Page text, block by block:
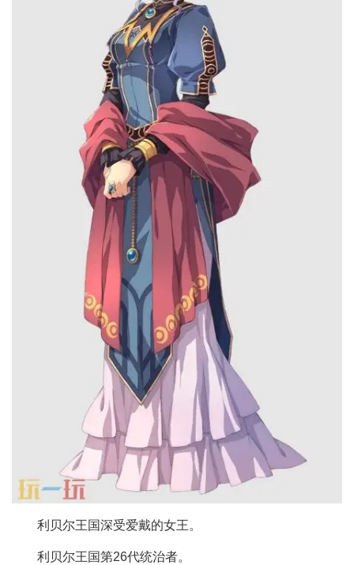
利贝尔王国深受爱戴的女王。
利贝尔王国第26代统治者。